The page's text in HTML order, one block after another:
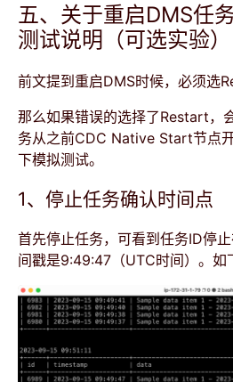
五、关于重启DMS任
测试说明（可选实验）
前文提到重启DMS时候，必须选
那么如果错误的选择了Restart，
务从之前CDC Native Start节点
下模拟测试。
1、停止任务确认时间点
首先停止任务，可看到任务ID停
间戳是9:49:47（UTC时间）。如